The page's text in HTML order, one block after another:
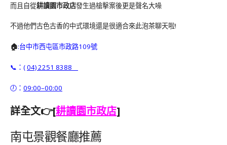
而且自從耕讀園市政店發生過槍擊案後更是聲名大噪
不過他們古色古香的中式環境還是很適合來此泡茶聊天啦!
🏠:台中市西屯區市政路109號
📞：(04) 2251 8388
🕖： 09:00–00:00
詳全文👉[耕讀園市政店]
南屯景觀餐廳推薦